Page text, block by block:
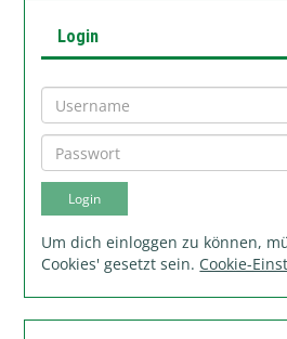
Login
Um dich einloggen zu können,
Cookies' gesetzt sein. Cookie-